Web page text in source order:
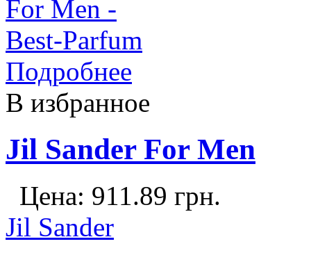
Подробнее
В избранное
Jil Sander For Men
Цена: 911.89 грн.
Jil Sander